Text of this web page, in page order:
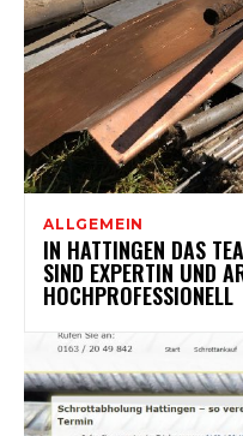
ALLGEMEIN
IN HATTINGEN DAS
SIND EXPERTIN UND
HOCHPROFESSIONELL